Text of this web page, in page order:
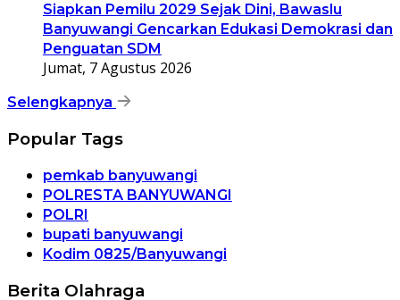
Siapkan Pemilu 2029 Sejak Dini, Bawaslu
Banyuwangi Gencarkan Edukasi Demokrasi dan
Penguatan SDM
Jumat, 7 Agustus 2026
Selengkapnya
Popular Tags
pemkab banyuwangi
POLRESTA BANYUWANGI
POLRI
bupati banyuwangi
Kodim 0825/Banyuwangi
Berita Olahraga